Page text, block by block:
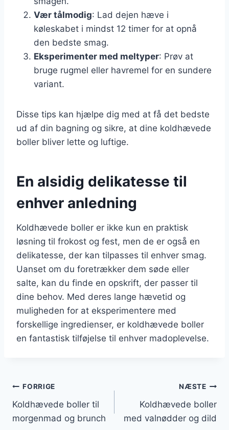
Vær tålmodig: Lad dejen hæve i
køleskabet i mindst 12 timer for at opnå
den bedste smag.
Eksperimenter med meltyper: Prøv at
bruge rugmel eller havremel for en sundere
variant.
Disse tips kan hjælpe dig med at få det bedste
ud af din bagning og sikre, at dine koldhævede
boller bliver lette og luftige.
En alsidig delikatesse til
enhver anledning
Koldhævede boller er ikke kun en praktisk
løsning til frokost og fest, men de er også en
delikatesse, der kan tilpasses til enhver smag.
Uanset om du foretrækker dem søde eller
salte, kan du finde en opskrift, der passer til
dine behov. Med deres lange hævetid og
muligheden for at eksperimentere med
forskellige ingredienser, er koldhævede boller
en fantastisk tilføjelse til enhver madoplevelse.
Indlægsnavigation
FORRIGE
Koldhævede boller til
morgenmad og brunch
NÆSTE
Koldhævede boller
med valnødder og dild